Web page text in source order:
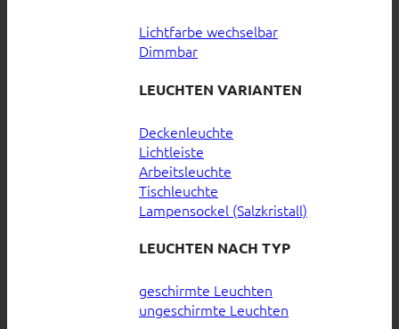
Lichtfarbe wechselbar
Dimmbar
LEUCHTEN VARIANTEN
Deckenleuchte
Lichtleiste
Arbeitsleuchte
Tischleuchte
Lampensockel (Salzkristall)
LEUCHTEN NACH TYP
geschirmte Leuchten
ungeschirmte Leuchten